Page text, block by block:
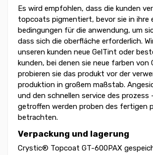
Es wird empfohlen, dass die kunden
topcoats pigmentiert, bevor sie in ihre
bedingungen für die anwendung, um
dass sich die oberfläche erforderlich.
unseren kunden neue GelTint oder
kunden, bei denen sie neue farben von
probieren sie das produkt vor der
produktion in großem maßstab.
und den schnellen service des prozess
getroffen werden proben des fertigen
betrachten.
Verpackung und lagerung
Crystic® Topcoat GT-600PAX